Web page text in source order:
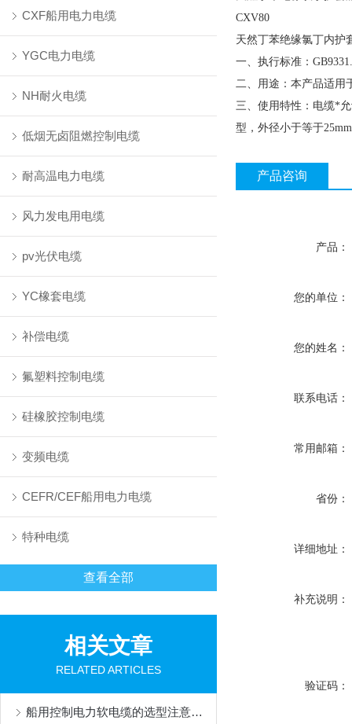
CXF船用电力电缆
YGC电力电缆
NH耐火电缆
低烟无卤阻燃控制电缆
耐高温电力电缆
风力发电用电缆
pv光伏电缆
YC橡套电缆
补偿电缆
氟塑料控制电缆
硅橡胶控制电缆
变频电缆
CEFR/CEF船用电力电缆
特种电缆
查看全部
相关文章
RELATED ARTICLES
船用控制电力软电缆的选型注意事项
CXV80
天然丁苯绝缘氯丁内护
一、执行标准：
二、用途：本产品适用
三、使用特性：电缆*
型，外径小于等于
产品咨询
产品：
您的单位：
您的姓名：
联系电话：
常用邮箱：
省份：
详细地址：
补充说明：
验证码：